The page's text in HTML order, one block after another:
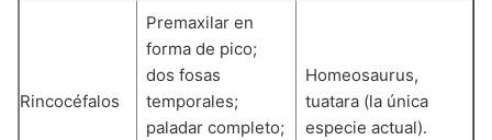
Rincocéfalos
Premaxilar en
forma de pico;
dos fosas
temporales;
paladar completo;
Homeosaurus,
tuatara (la única
especie actual).